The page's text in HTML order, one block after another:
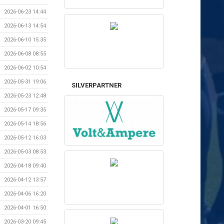
2026-06-23 14:44
2026-06-13 14:54
2026-06-10 15:35
2026-06-08 08:55
2026-06-02 10:54
2026-05-31 19:06
2026-05-23 12:48
2026-05-17 09:35
2026-05-14 18:56
2026-05-12 16:03
2026-05-03 08:53
2026-04-18 09:40
2026-04-12 13:57
2026-04-06 16:20
2026-04-01 16:50
2026-03-20 09:45
SILVERPARTNER